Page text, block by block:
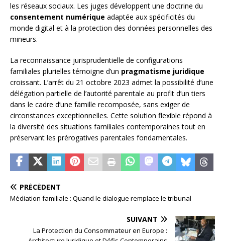
les réseaux sociaux. Les juges développent une doctrine du
consentement numérique adaptée aux spécificités du
monde digital et à la protection des données personnelles des
mineurs.
La reconnaissance jurisprudentielle de configurations
familiales plurielles témoigne d’un pragmatisme juridique
croissant. L’arrêt du 21 octobre 2023 admet la possibilité d’une
délégation partielle de l’autorité parentale au profit d’un tiers
dans le cadre d’une famille recomposée, sans exiger de
circonstances exceptionnelles. Cette solution flexible répond à
la diversité des situations familiales contemporaines tout en
préservant les prérogatives parentales fondamentales.
PRÉCÉDENT
Médiation familiale : Quand le dialogue remplace le tribunal
SUIVANT
La Protection du Consommateur en Europe :